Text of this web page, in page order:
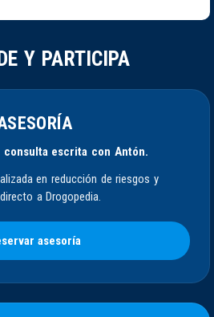
Y PARTICIPA
consulta escrita con Antón.
en reducción de riesgos y
a Drogopedia.
asesoría